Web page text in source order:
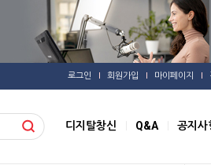
로그인 회원가입 마이페이지
디지탈창신 Q&A 공지사